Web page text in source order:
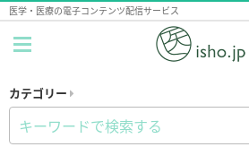
医学・医療の電子コンテンツ配信サービス
カテゴリー